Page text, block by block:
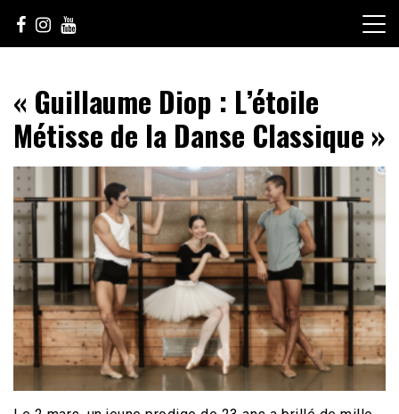
content
sunuculture
« Guillaume Diop : L’étoile
Métisse de la Danse Classique »